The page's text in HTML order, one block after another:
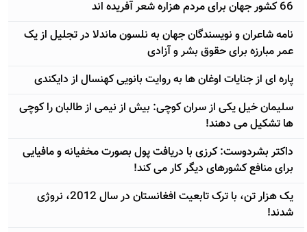
66 کشور جهان برای مردم هزاره شعر آفریده اند
نامه شاعران و نویسندگان جهان به نلسون ماندلا در تجلیل از یک
عمر مبارزه برای حقوق بشر و آزادی
پاره ای از جنایات اوغان ها به روایت بانویی کهنسال از دایکندی
سلیمان خیل یکی از سران کوچی: بیش از نیمی از طالبان را کوچی
ها تشکیل می دهند!
داکتر بشردوست: کرزی با دریافت پول بصورت مخفیانه و مافیایی
برای منافع کشورهای دیگر کار می کند!
یک هزار تن، با ترک تابعیت افغانستان در سال 2012، نروژی
شدند!